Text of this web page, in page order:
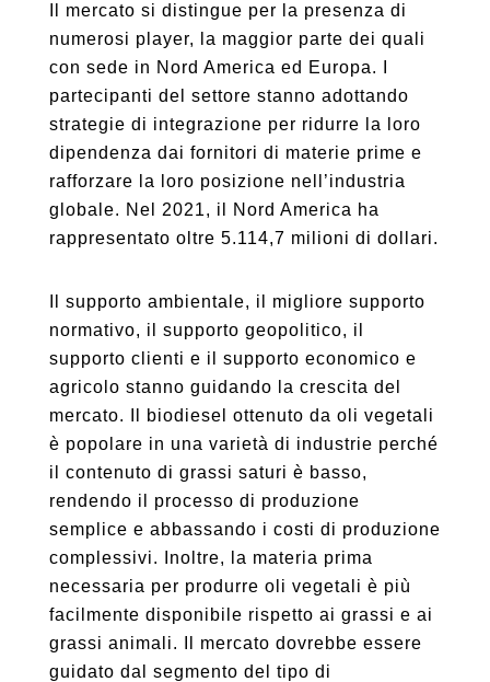
Il mercato si distingue per la presenza di
numerosi player, la maggior parte dei quali
con sede in Nord America ed Europa. I
partecipanti del settore stanno adottando
strategie di integrazione per ridurre la loro
dipendenza dai fornitori di materie prime e
rafforzare la loro posizione nell’industria
globale. Nel 2021, il Nord America ha
rappresentato oltre 5.114,7 milioni di dollari.
Il supporto ambientale, il migliore supporto
normativo, il supporto geopolitico, il
supporto clienti e il supporto economico e
agricolo stanno guidando la crescita del
mercato. Il biodiesel ottenuto da oli vegetali
è popolare in una varietà di industrie perché
il contenuto di grassi saturi è basso,
rendendo il processo di produzione
semplice e abbassando i costi di produzione
complessivi. Inoltre, la materia prima
necessaria per produrre oli vegetali è più
facilmente disponibile rispetto ai grassi e ai
grassi animali. Il mercato dovrebbe essere
guidato dal segmento del tipo di